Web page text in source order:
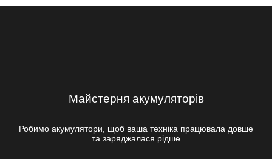
Майстерня акумуляторів
Робимо акумулятори, щоб ваша техніка працювала довше
та заряджалася рідше